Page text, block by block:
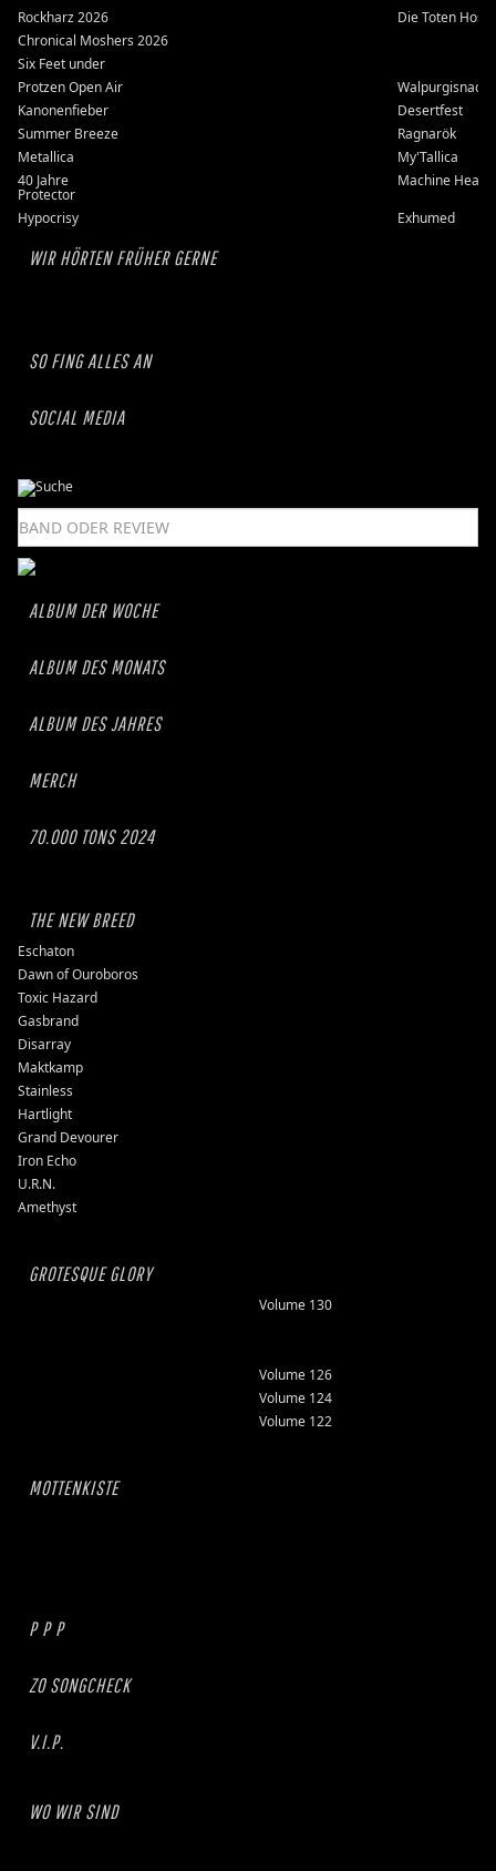
Rockharz 2026
Die Toten
Chronical Moshers 2026
Six Feet under
Protzen Open Air
Walpurgisnacht
Kanonenfieber
Desertfest
Summer Breeze
Ragnarök
Metallica
My'Tallica
40 Jahre
Protector
Machine Head
Hypocrisy
Exhumed
WIR HÖRTEN FRÜHER GERNE
SO FING ALLES AN
SOCIAL MEDIA
ALBUM DER WOCHE
ALBUM DES MONATS
ALBUM DES JAHRES
MERCH
70.000 TONS 2024
THE NEW BREED
Eschaton
Dawn of Ouroboros
Toxic Hazard
Gasbrand
Disarray
Maktkamp
Stainless
Hartlight
Grand Devourer
Iron Echo
U.R.N.
Amethyst
GROTESQUE GLORY
Volume 130
Volume 126
Volume 124
Volume 122
MOTTENKISTE
P P P
ZO SONGCHECK
V.I.P.
WO WIR SIND